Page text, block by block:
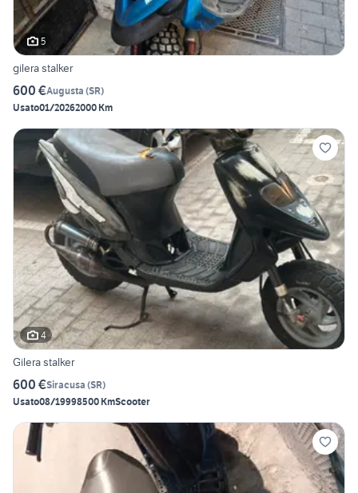
5
gilera stalker
600 €Augusta (SR)
Usato01/20262000 Km
4
Gilera stalker
600 €Siracusa (SR)
Usato08/19998500 KmScooter